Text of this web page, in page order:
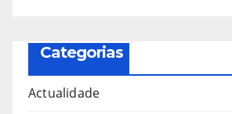
Categorias
Actualidade